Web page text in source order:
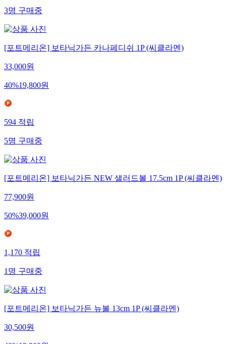
3명구매중
[포트메리온] 보타닉가든 카나페디쉬 1P (씨클라멘)
33,000원
40%19,800원
594적립
5명구매중
[포트메리온] 보타닉가든 NEW 샐러드볼 17.5cm 1P (씨클라멘)
77,900원
50%39,000원
1,170적립
1명구매중
[포트메리온] 보타닉가든 뉴볼 13cm 1P (씨클라멘)
30,500원